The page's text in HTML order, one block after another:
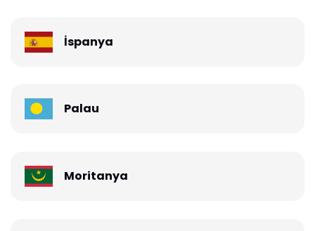
İspanya
Palau
Moritanya